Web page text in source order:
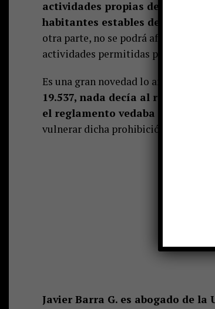
actividades propias de un
habitantes estables del edificio
otra parte, no se podrá afectar la
actividades permitidas por la ley en
Es una gran novedad lo anterior,
19.537, nada decía al respecto y
el reglamento vedaba dar a las
vulnerar dicha prohibición. Hoy la
Javier Barra G. es abogado de la